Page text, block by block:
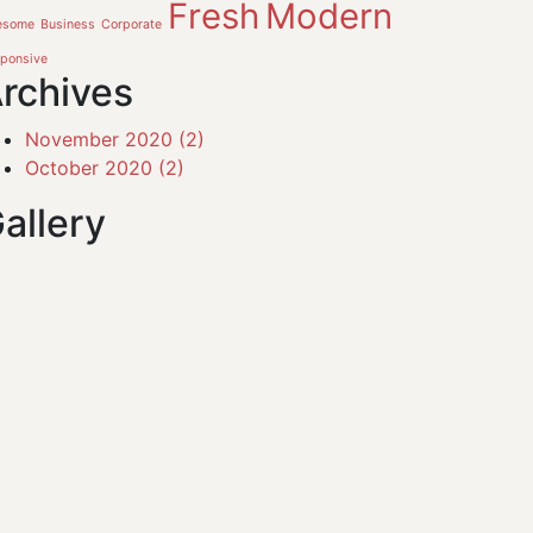
Business Corporate Fresh Modern
November 2020 (2)
October 2020 (2)